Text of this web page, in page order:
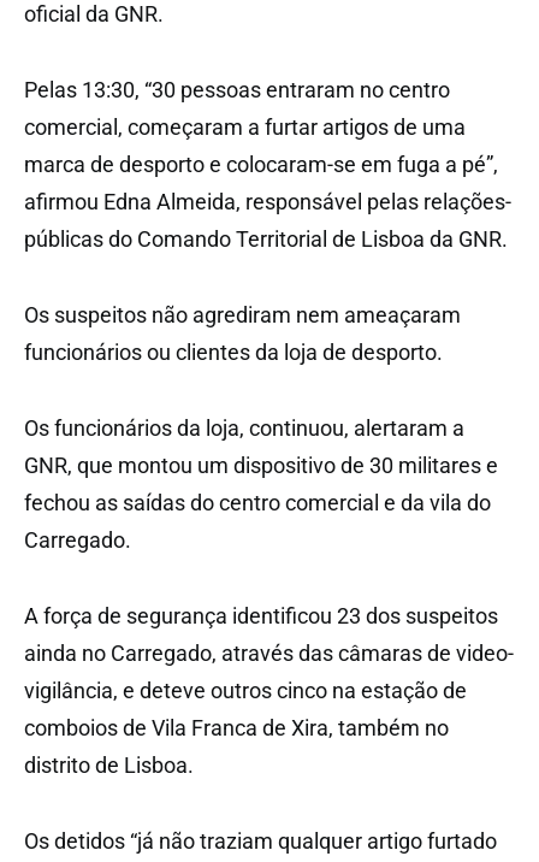
oficial da GNR.
Pelas 13:30, “30 pessoas entraram no centro
comercial, começaram a furtar artigos de uma
marca de desporto e colocaram-se em fuga a pé”,
afirmou Edna Almeida, responsável pelas relações-
públicas do Comando Territorial de Lisboa da GNR.
Os suspeitos não agrediram nem ameaçaram
funcionários ou clientes da loja de desporto.
Os funcionários da loja, continuou, alertaram a
GNR, que montou um dispositivo de 30 militares e
fechou as saídas do centro comercial e da vila do
Carregado.
A força de segurança identificou 23 dos suspeitos
ainda no Carregado, através das câmaras de video-
vigilância, e deteve outros cinco na estação de
comboios de Vila Franca de Xira, também no
distrito de Lisboa.
Os detidos “já não traziam qualquer artigo furtado